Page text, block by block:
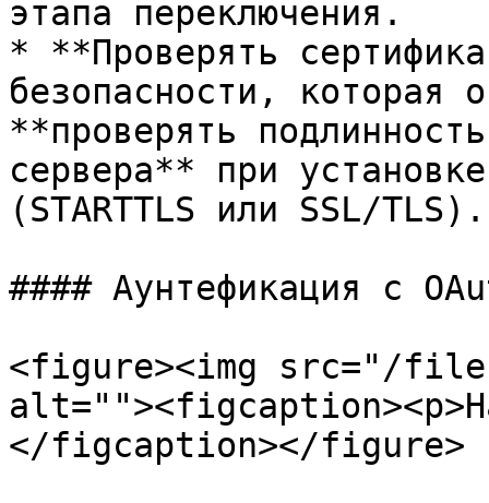
этапа переключения.
* **Проверять
безопасности, которая
**проверять
сервера** при
(STARTTLS или SSL/TLS).
#### Аунтефикация с
<figure><img src="/files/
</figcaption></figure>